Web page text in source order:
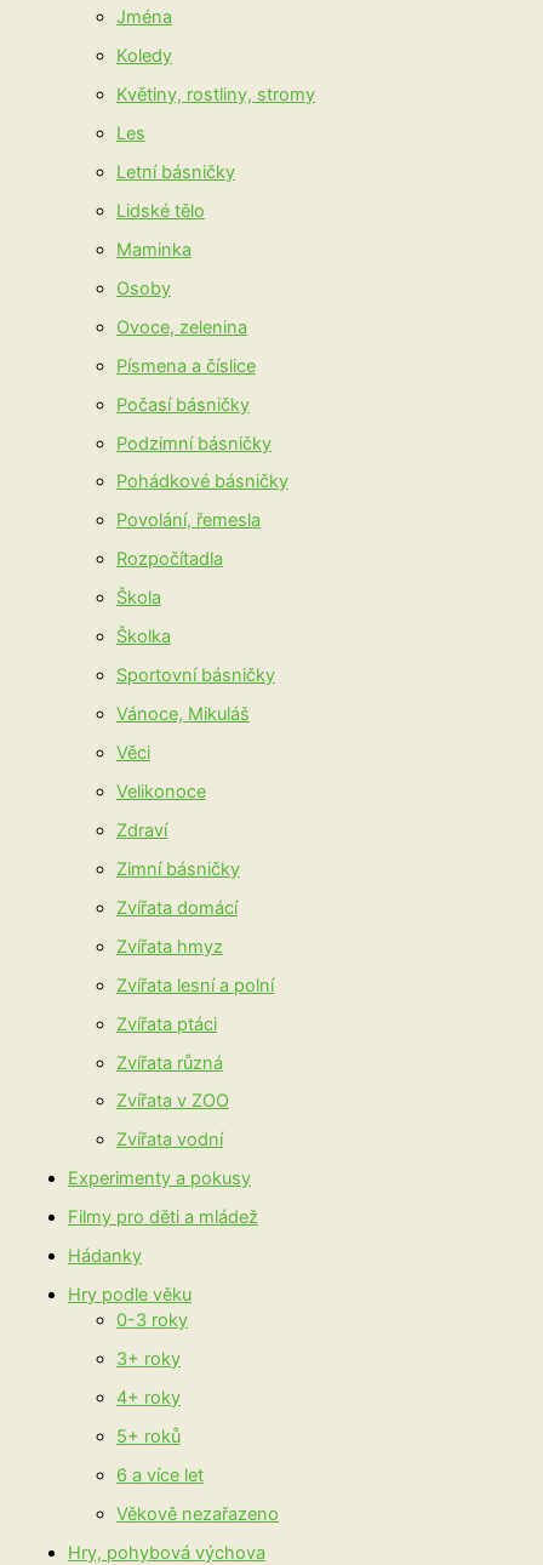
Jména
Koledy
Květiny, rostliny, stromy
Les
Letní básničky
Lidské tělo
Maminka
Osoby
Ovoce, zelenina
Písmena a číslice
Počasí básničky
Podzimní básničky
Pohádkové básničky
Povolání, řemesla
Rozpočítadla
Škola
Školka
Sportovní básničky
Vánoce, Mikuláš
Věci
Velikonoce
Zdraví
Zimní básničky
Zvířata domácí
Zvířata hmyz
Zvířata lesní a polní
Zvířata ptáci
Zvířata různá
Zvířata v ZOO
Zvířata vodní
Experimenty a pokusy
Filmy pro děti a mládež
Hádanky
Hry podle věku
0-3 roky
3+ roky
4+ roky
5+ roků
6 a více let
Věkově nezařazeno
Hry, pohybová výchova